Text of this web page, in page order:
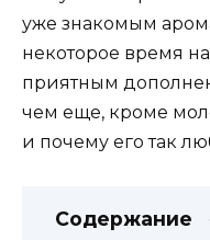
уже знакомым
некоторое время
приятным
чем еще, кроме
и почему его так
Содержание